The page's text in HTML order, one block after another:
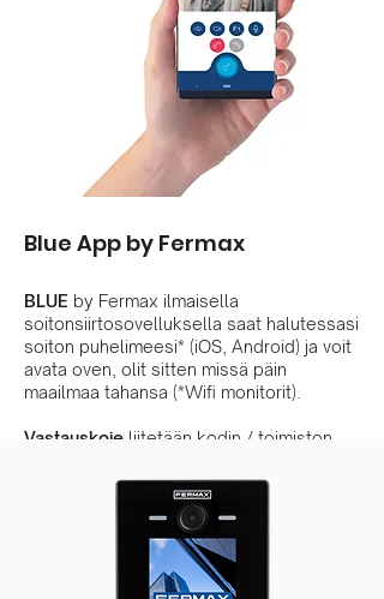
Blue App by Fermax
BLUE by Fermax ilmaisella
soitonsiirtosovelluksella saat halutessasi
soiton puhelimeesi* (iOS, Android) ja voit
avata oven, olit sitten missä päin
maailmaa tahansa (*Wifi monitorit).
Vastauskoje liitetään kodin / toimiston
soitto siirtyy puhelinsovellukseen, ei
koskaan kuukausimaksuja sekä ilmainen